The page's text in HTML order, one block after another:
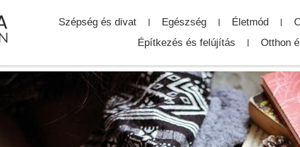
Szépség és divat Egészség Életmód
Építkezés és felújítás
Otthon